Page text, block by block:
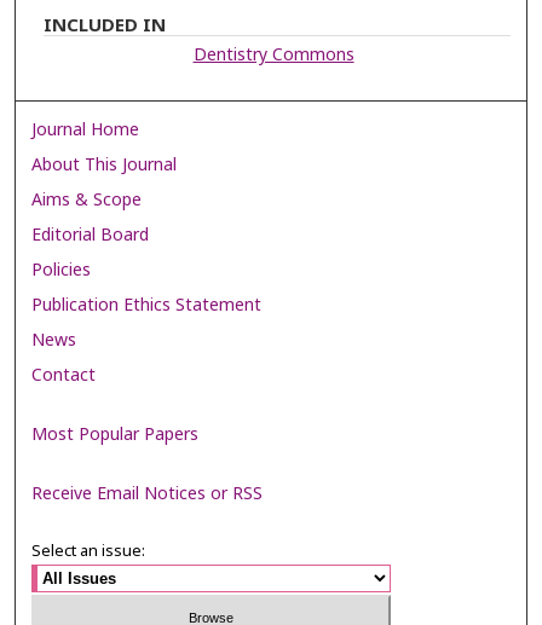
INCLUDED IN
Dentistry Commons
Journal Home
About This Journal
Aims & Scope
Editorial Board
Policies
Publication Ethics Statement
News
Contact
Most Popular Papers
Receive Email Notices or RSS
Select an issue: